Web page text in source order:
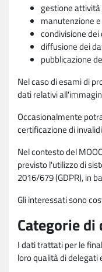
gestione
manutenzione
condivisione
diffusione dei
pubblicazione
Nel caso di esami di
dati relativi
Occasionalmente
certificazione di
Nel contesto del
previsto l'utilizzo di
2016/679 (GDPR), in
Gli interessati sono
Categorie
I dati trattati per le
loro qualità di